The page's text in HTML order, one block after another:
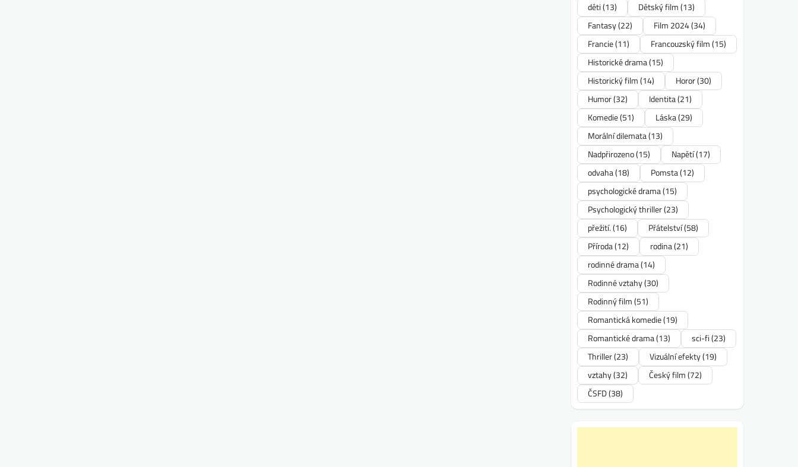
děti(13) Dětský film(13)
Fantasy(22) Film 2024(34)
Francie(11) Francouzský film(15)
Historické drama(15)
Historický film(14) Horor(30)
Humor(32) Identita(21)
Komedie(51) Láska(29)
Morální dilemata(13)
Nadpřirozeno(15) Napětí(17)
odvaha(18) Pomsta(12)
psychologické drama(15)
Psychologický thriller(23)
přežití.(16) Přátelství(58)
Příroda(12) rodina(21)
rodinné drama(14)
Rodinné vztahy(30)
Rodinný film(51)
Romantická komedie(19)
Romantické drama(13) sci-fi(23)
Thriller(23) Vizuální efekty(19)
vztahy(32) Český film(72)
ČSFD(38)